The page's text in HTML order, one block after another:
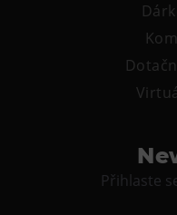
Přihlaste